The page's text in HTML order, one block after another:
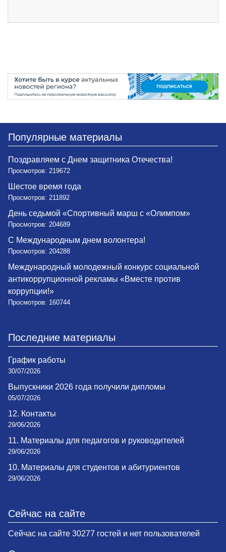
Популярные материалы
Поздравляем с Днем защитника Отечества!
Просмотров: 219672
Шестое время года
Просмотров: 211892
День седьмой «Спортивный марш с «Олимпом»
Просмотров: 204689
С Международным днем волонтера!
Просмотров: 204288
Международный молодежный конкурс социальной
антикоррупционной рекламы «Вместе против
коррупции!»
Просмотров: 160744
Последние материалы
График работы
30/07/2026
Выпускники 2026 года получили дипломы
05/07/2026
12. Контакты
29/06/2026
11. Материалы для педагогов и руководителей
29/06/2026
10. Материалы для студентов и абитуриентов
29/06/2026
Сейчас на сайте
Сейчас на сайте 30277 гостей и нет пользователей